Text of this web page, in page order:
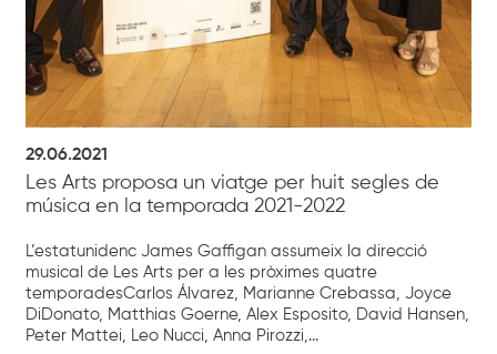
29.06.2021
Les Arts proposa un viatge per huit segles de
música en la temporada 2021-2022
L’estatunidenc James Gaffigan assumeix la direcció
musical de Les Arts per a les pròximes quatre
temporadesCarlos Álvarez, Marianne Crebassa, Joyce
DiDonato, Matthias Goerne, Alex Esposito, David Hansen,
Peter Mattei, Leo Nucci, Anna Pirozzi,...